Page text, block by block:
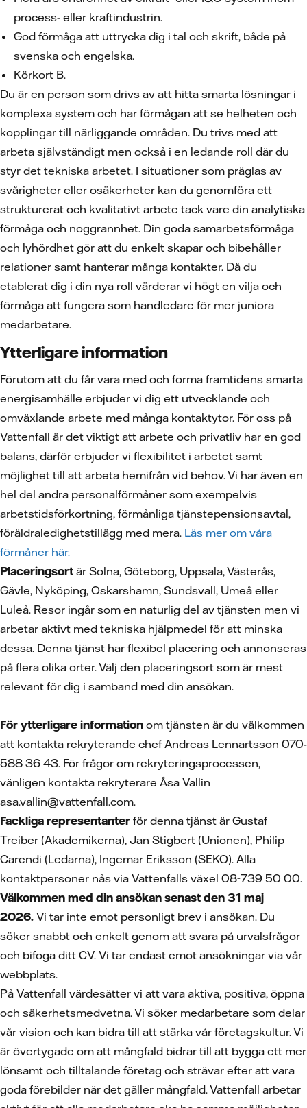
process- eller kraftindustrin.
God förmåga att uttrycka dig i tal och skrift, både på
svenska och engelska.
Körkort B.
Du är en person som drivs av att hitta smarta lösningar i
komplexa system och har förmågan att se helheten och
kopplingar till närliggande områden. Du trivs med att
arbeta självständigt men också i en ledande roll där du
styr det tekniska arbetet. I situationer som präglas av
svårigheter eller osäkerheter kan du genomföra ett
strukturerat och kvalitativt arbete tack vare din analytiska
förmåga och noggrannhet. Din goda samarbetsförmåga
och lyhördhet gör att du enkelt skapar och bibehåller
relationer samt hanterar många kontakter. Då du
etablerat dig i din nya roll värderar vi högt en vilja och
förmåga att fungera som handledare för mer juniora
medarbetare.
Ytterligare information
Förutom att du får vara med och forma framtidens smarta
energisamhälle erbjuder vi dig ett utvecklande och
omväxlande arbete med många kontaktytor. För oss på
Vattenfall är det viktigt att arbete och privatliv har en god
balans, därför erbjuder vi flexibilitet i arbetet samt
möjlighet till att arbeta hemifrån vid behov. Vi har även en
hel del andra personalförmåner som exempelvis
arbetstidsförkortning, förmånliga tjänstepensionsavtal,
föräldraledighetstillägg med mera. Läs mer om våra
förmåner här.
Placeringsort är Solna, Göteborg, Uppsala, Västerås,
Gävle, Nyköping, Oskarshamn, Sundsvall, Umeå eller
Luleå. Resor ingår som en naturlig del av tjänsten men vi
arbetar aktivt med tekniska hjälpmedel för att minska
dessa. Denna tjänst har flexibel placering och annonseras
på flera olika orter. Välj den placeringsort som är mest
relevant för dig i samband med din ansökan.
För ytterligare information om tjänsten är du välkommen
att kontakta rekryterande chef Andreas Lennartsson 070-
588 36 43. För frågor om rekryteringsprocessen,
vänligen kontakta rekryterare Åsa Vallin
asa.vallin@vattenfall.com.
Fackliga representanter för denna tjänst är Gustaf
Treiber (Akademikerna), Jan Stigbert (Unionen), Philip
Carendi (Ledarna), Ingemar Eriksson (SEKO). Alla
kontaktpersoner nås via Vattenfalls växel 08-739 50 00.
Välkommen med din ansökan senast den 31 maj
2026. Vi tar inte emot personligt brev i ansökan. Du
söker snabbt och enkelt genom att svara på urvalsfrågor
och bifoga ditt CV. Vi tar endast emot ansökningar via vår
webbplats.
På Vattenfall värdesätter vi att vara aktiva, positiva, öppna
och säkerhetsmedvetna. Vi söker medarbetare som delar
vår vision och kan bidra till att stärka vår företagskultur. Vi
är övertygade om att mångfald bidrar till att bygga ett mer
lönsamt och tilltalande företag och strävar efter att vara
goda förebilder när det gäller mångfald. Vattenfall arbetar